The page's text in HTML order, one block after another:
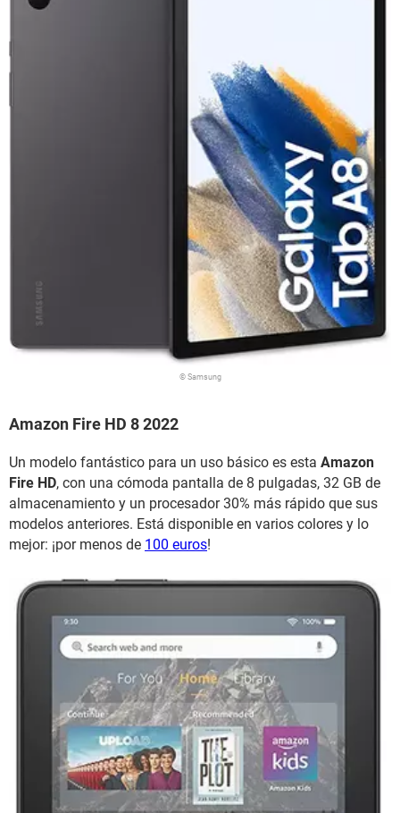
© Samsung
Amazon Fire HD 8 2022
Un modelo fantástico para un uso básico es esta Amazon
Fire HD, con una cómoda pantalla de 8 pulgadas, 32 GB de
almacenamiento y un procesador 30% más rápido que sus
modelos anteriores. Está disponible en varios colores y lo
mejor: ¡por menos de 100 euros!